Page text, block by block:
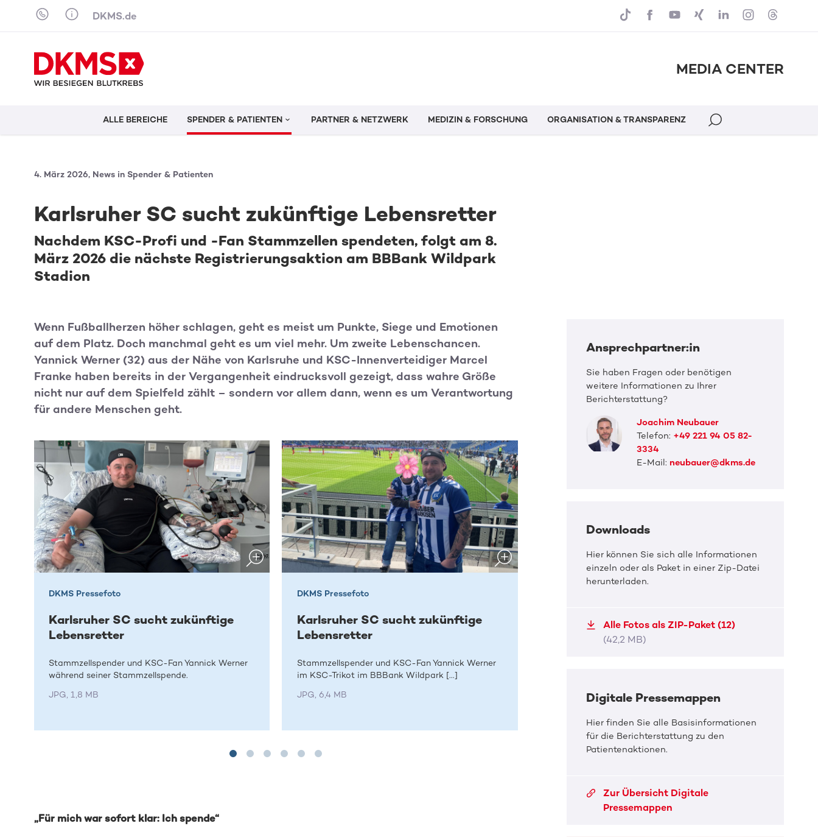
Skip to content
DKMS.de
MEDIA CENTER
ALLE BEREICHE SPENDER & PATIENTEN PARTNER & NETZWERK MEDIZIN & FORSCHUNG ORGANISATION & TRANSPARENZ
4. März 2026, News in Spender & Patienten
Karlsruher SC sucht zukünftige Lebensretter
Nachdem KSC-Profi und -Fan Stammzellen spendeten, folgt am 8.
März 2026 die nächste Registrierungsaktion am BBBank Wildpark
Stadion
Wenn Fußballherzen höher schlagen, geht es meist um Punkte, Siege und Emotionen
auf dem Platz. Doch manchmal geht es um viel mehr. Um zweite Lebenschancen.
Yannick Werner (32) aus der Nähe von Karlsruhe und KSC-Innenverteidiger Marcel
Franke haben bereits in der Vergangenheit eindrucksvoll gezeigt, dass wahre Größe
nicht nur auf dem Spielfeld zählt – sondern vor allem dann, wenn es um Verantwortung
für andere Menschen geht.
DKMS Pressefoto
Karlsruher SC sucht zukünftige
Lebensretter
Stammzellspender und KSC-Fan Yannick Werner
während seiner Stammzellspende.
JPG, 1,8 MB
DKMS Pressefoto
Karlsruher SC sucht zukünftige
Lebensretter
Stammzellspender und KSC-Fan Yannick Werner
im KSC-Trikot im BBBank Wildpark [...]
JPG, 6,4 MB
Karlsruher SC sucht zukünftige
Lebensretter
JPG, 333,4 KB
„Für mich war sofort klar: Ich spende“
Ansprechpartner:in
Sie haben Fragen oder benötigen
weitere Informationen zu Ihrer
Berichterstattung?
Joachim Neubauer
Telefon: +49 221 94 05 82-
3334
E-Mail: neubauer@dkms.de
Downloads
Hier können Sie sich alle Informationen
einzeln oder als Paket in einer Zip-Datei
herunterladen.
Alle Fotos als ZIP-Paket (12)
(42,2 MB)
Digitale Pressemappen
Hier finden Sie alle Basisinformationen
für die Berichterstattung zu den
Patientenaktionen.
Zur Übersicht Digitale
Pressemappen